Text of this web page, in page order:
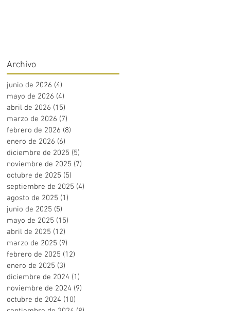
Archivo
junio de 2026 (4)
mayo de 2026 (4)
abril de 2026 (15)
marzo de 2026 (7)
febrero de 2026 (8)
enero de 2026 (6)
diciembre de 2025 (5)
noviembre de 2025 (7)
octubre de 2025 (5)
septiembre de 2025 (4)
agosto de 2025 (1)
junio de 2025 (5)
mayo de 2025 (15)
abril de 2025 (12)
marzo de 2025 (9)
febrero de 2025 (12)
enero de 2025 (3)
diciembre de 2024 (1)
noviembre de 2024 (9)
octubre de 2024 (10)